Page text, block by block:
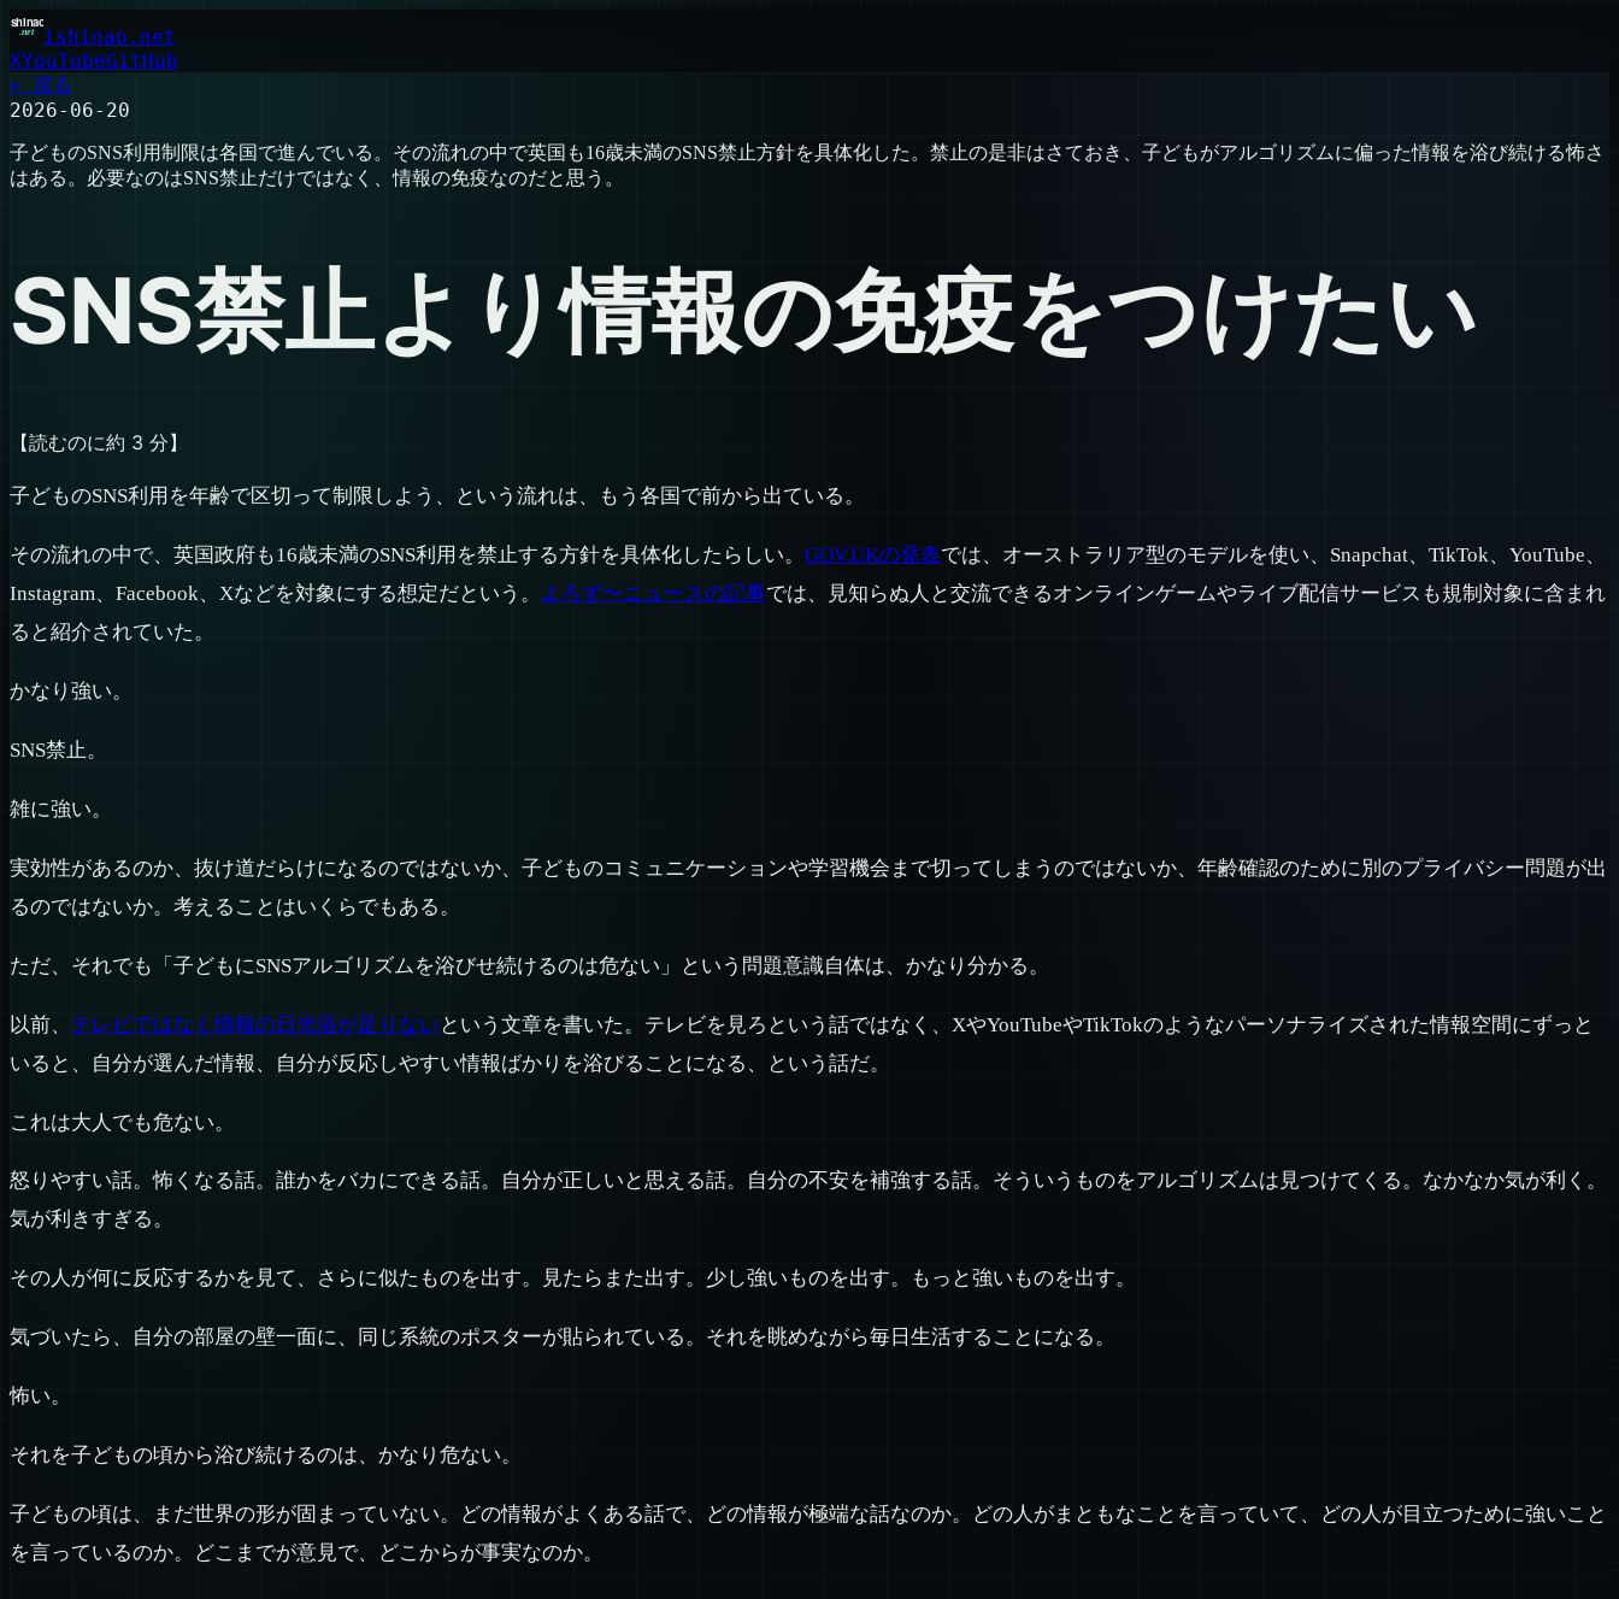
ishinao.net
XYouTubeGitHub
← 戻る
2026-06-20
子どものSNS利用制限は各国で進んでいる。その流れの中で英国も16歳未満のSNS禁止方針を具体化した。禁止の是非はさておき、子どもがアルゴリズムに偏った情報を浴び続ける怖さ
はある。必要なのはSNS禁止だけではなく、情報の免疫なのだと思う。
SNS禁止より情報の免疫をつけたい
【読むのに約 3 分】
子どものSNS利用を年齢で区切って制限しよう、という流れは、もう各国で前から出ている。
その流れの中で、英国政府も16歳未満のSNS利用を禁止する方針を具体化したらしい。 GOV.UKの発表では、オーストラリア型のモデルを使い、Snapchat、TikTok、YouTube、
Instagram、Facebook、Xなどを対象にする想定だという。
よろず〜ニュースの記事では、見知らぬ人と交流できるオンラインゲームやライブ配信サービスも規制対象に含まれ
ると紹介されていた。
かなり強い。
SNS禁止。
雑に強い。
実効性があるのか、抜け道だらけになるのではないか、子どものコミュニケーションや学習機会まで切ってしまうのではないか、年齢確認のために別のプライバシー問題が出
るのではないか。考えることはいくらでもある。
ただ、それでも「子どもにSNSアルゴリズムを浴びせ続けるのは危ない」という問題意識自体は、かなり分かる。
以前、 テレビではなく情報の日光浴が足りない という文章を書いた。テレビを見ろという話ではなく、XやYouTubeやTikTokのようなパーソナライズされた情報空間にずっと
いると、自分が選んだ情報、自分が反応しやすい情報ばかりを浴びることになる、という話だ。
これは大人でも危ない。
怒りやすい話。怖くなる話。誰かをバカにできる話。自分が正しいと思える話。自分の不安を補強する話。そういうものをアルゴリズムは見つけてくる。なかなか気が利く。
気が利きすぎる。
その人が何に反応するかを見て、さらに似たものを出す。見たらまた出す。少し強いものを出す。もっと強いものを出す。
気づいたら、自分の部屋の壁一面に、同じ系統のポスターが貼られている。それを眺めながら毎日生活することになる。
怖い。
それを子どもの頃から浴び続けるのは、かなり危ない。
子どもの頃は、まだ世界の形が固まっていない。どの情報がよくある話で、どの情報が極端な話なのか。どの人がまともなことを言っていて、どの人が目立つために強いこと
を言っているのか。どこまでが意見で、どこからが事実なのか。